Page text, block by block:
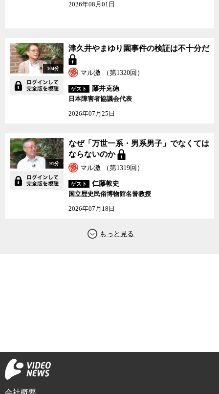
2026年08月01日
104分
津久井やまゆり園事件の検証は不十分だ
マル激 （第1320回）
ゲスト
藤井克徳
日本障害者協議会代表
2026年07月25日
91分
なぜ「万世一系・男系男子」でなくては
ならないのか
マル激 （第1319回）
ゲスト
仁藤敦史
国立歴史民俗博物館名誉教授
2026年07月18日
会社概要